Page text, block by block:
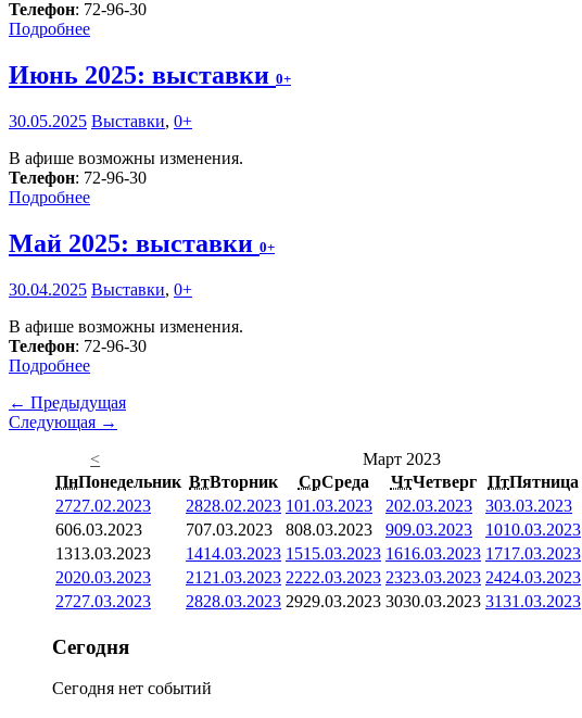
Телефон: 72-96-30
Подробнее
Июнь 2025: выставки 0+
30.05.2025 Выставки, 0+
В афише возможны изменения.
Телефон: 72-96-30
Подробнее
Май 2025: выставки 0+
30.04.2025 Выставки, 0+
В афише возможны изменения.
Телефон: 72-96-30
Подробнее
← Предыдущая
Следующая →
<
Март 2023
ПнПонедельник ВтВторник СрСреда ЧтЧетверг ПтПятница
2727.02.2023 2828.02.2023 101.03.2023 202.03.2023 303.03.2023
606.03.2023 707.03.2023 808.03.2023 909.03.2023 1010.03.2023
1313.03.2023 1414.03.2023 1515.03.2023 1616.03.2023 1717.03.2023
2020.03.2023 21 21.03.2023 2222.03.2023 2323.03.2023 2424.03.2023
2727.03.2023 2828.03.2023 2929.03.2023 3030.03.2023 3131.03.2023
Сегодня
Сегодня нет событий